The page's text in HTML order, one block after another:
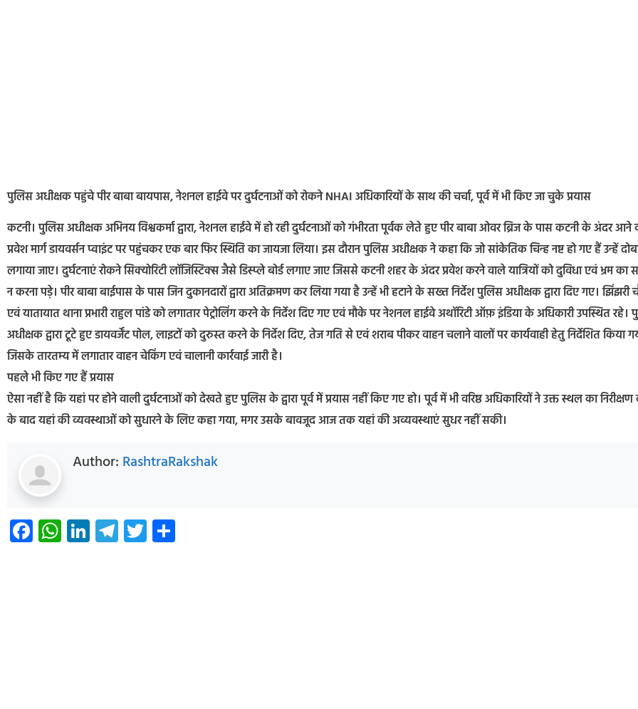
पुलिस अधीक्षक पहुंचे पीर बाबा बायपास, नेशनल हाईवे पर दुर्घटनाओं को रोकने‌ NHAI अधिकारियों के साथ की चर्चा, पूर्व में भी किए जा चुके प्रयास
कटनी। पुलिस अधीक्षक अभिनय विश्वकर्मा द्वारा, नेशनल हाईवे में हो रही दुर्घटनाओं को गंभीरता पूर्वक लेते हुए पीर बाबा ओवर ब्रिज के पास कटनी के अंदर आने
प्रवेश मार्ग डायवर्सन प्वाइंट पर पहुंचकर एक बार फिर स्थिति का जायजा लिया। इस दौरान पुलिस अधीक्षक ने कहा कि जो सांकेतिक चिन्ह नष्ट हो गए हैं उन्हें
लगाया जाए। दुर्घटनाएं रोकने सिक्योरिटी लॉजिस्टिक्स जैसे डिस्प्ले बोर्ड लगाए जाए जिससे कटनी शहर के अंदर प्रवेश करने वाले यात्रियों को दुविधा एवं भ्रम का
न करना पड़े। पीर बाबा बाईपास के पास जिन दुकानदारों द्वारा अतिक्रमण कर लिया गया है उन्हें भी हटाने के सख्त निर्देश पुलिस अधीक्षक द्वारा दिए गए। झिंझरी
एवं यातायात थाना प्रभारी राहुल पांडे को लगातार पेट्रोलिंग करने के निर्देश दिए गए एवं मौके पर नेशनल हाईवे अथॉरिटी ऑफ़ इंडिया के अधिकारी उपस्थित रहे।
अधीक्षक द्वारा टूटे हुए डायवर्जेंट पोल, लाइटों को दुरुस्त करने के निर्देश दिए, तेज गति से एवं शराब पीकर वाहन चलाने वालों पर कार्यवाही हेतु निर्देशित किया
जिसके तारतम्य में लगातार वाहन चेकिंग एवं चालानी कार्रवाई जारी है।
पहले भी किए गए हैं प्रयास
ऐसा नहीं है कि यहां पर होने वाली दुर्घटनाओं को देखते हुए पुलिस के द्वारा पूर्व में प्रयास नहीं किए गए हो। पूर्व में भी वरिष्ठ अधिकारियों ने उक्त स्थल का
के बाद यहां की व्यवस्थाओं को सुधारने के लिए कहा गया, मगर उसके बावजूद आज तक यहां की अव्यवस्थाएं सुधर नहीं सकी।
Author: RashtraRakshak
Facebook
WhatsApp
LinkedIn
Telegram
Twitter